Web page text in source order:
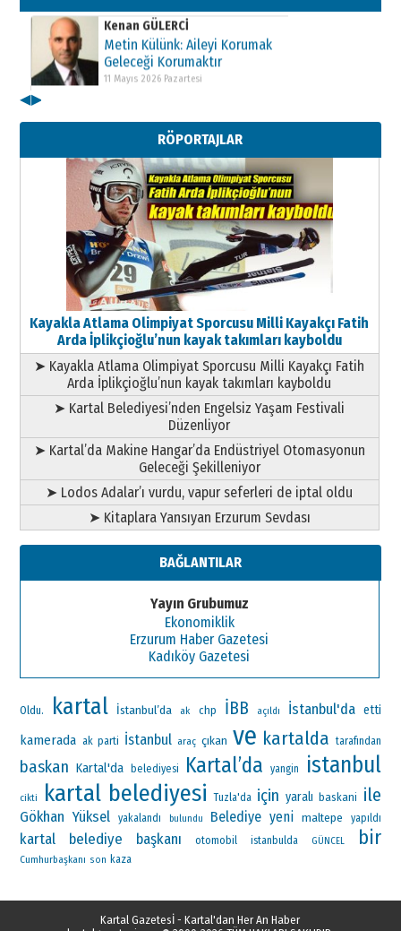
Kenan GÜLERCİ
Metin Külünk: Aileyi Korumak
Geleceği Korumaktır
11 Mayıs 2026 Pazartesi
Metin Külünk: Aileyi Korumak
Geleceği Korumaktır
11 Mayıs 2026 Pazartesi
◀▶
RÖPORTAJLAR
Kayakla Atlama Olimpiyat Sporcusu Milli Kayakçı Fatih
Arda İplikçioğlu’nun kayak takımları kayboldu
➤ Kayakla Atlama Olimpiyat Sporcusu Milli Kayakçı Fatih
Arda İplikçioğlu’nun kayak takımları kayboldu
➤ Kartal Belediyesi’nden Engelsiz Yaşam Festivali
Düzenliyor
➤ Kartal’da Makine Hangar’da Endüstriyel Otomasyonun
Geleceği Şekilleniyor
➤ Lodos Adalar’ı vurdu, vapur seferleri de iptal oldu
➤ Kitaplara Yansıyan Erzurum Sevdası
BAĞLANTILAR
Yayın Grubumuz
Ekonomiklik
Erzurum Haber Gazetesi
Kadıköy Gazetesi
Oldu. kartal İstanbul’da ak chp İBB açıldı İstanbul'da etti
kamerada ak parti İstanbul araç çıkan ve kartalda tarafından
baskan Kartal'da belediyesi Kartal’da yangin istanbul
cikti kartal belediyesi Tuzla'da için yaralı baskani ile
Gökhan Yüksel yakalandı bulundu Belediye yeni maltepe yapıldı
kartal belediye başkanı otomobil istanbulda GÜNCEL bir
Cumhurbaşkanı son kaza
Kartal Gazetesİ - Kartal'dan Her An Haber